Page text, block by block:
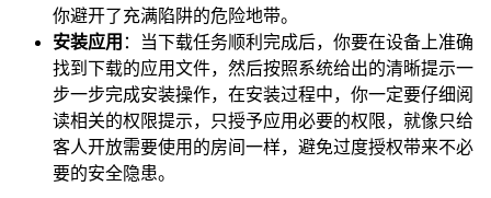
你避开了充满陷阱的危险地带。
安装应用 ：当下载任务顺利完成后，你要在设备上准确
找到下载的应用文件，然后按照系统给出的清晰提示一
步一步完成安装操作，在安装过程中，你一定要仔细阅
读相关的权限提示，只授予应用必要的权限，就像只给
客人开放需要使用的房间一样，避免过度授权带来不必
要的安全隐患。